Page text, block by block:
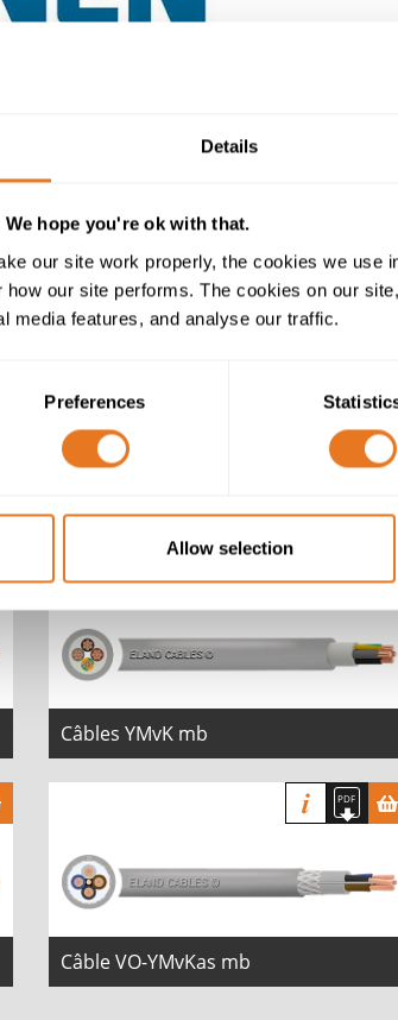
Details
hope you're ok with that.
our site work properly, the cookies we use
our site performs. The cookies on our
media features, and analyse our traffic.
Preferences
Allow selection
Câbles YMvK mb
Câble VO-YMvKas mb